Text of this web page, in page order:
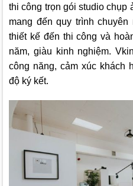
thi công trọn gói studio chụp
mang đến quy trình
thiết kế đến thi công và
năm, giàu kinh nghiệm.
công năng, cảm xúc khách
độ ký kết.